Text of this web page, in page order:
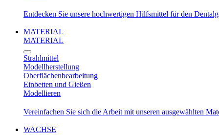
Entdecken Sie unsere hochwertigen Hilfsmittel für den
MATERIAL
MATERIAL
Strahlmittel
Modellherstellung
Oberflächenbearbeitung
Einbetten und Gießen
Modellieren
Vereinfachen Sie sich die Arbeit mit unseren ausgewählten
WACHSE